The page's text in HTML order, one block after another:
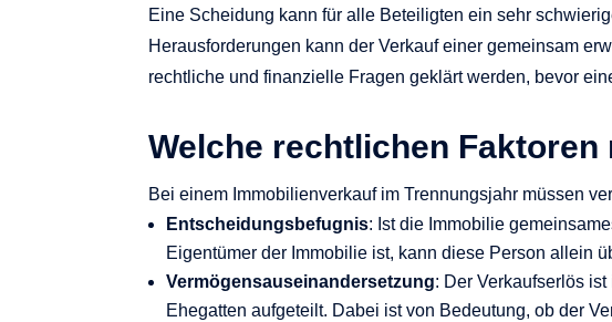
Eine Scheidung kann für alle Beteiligten ein sehr
Herausforderungen kann der Verkauf einer gemeinsam
rechtliche und finanzielle Fragen geklärt werden, bevor
Welche rechtlichen
Bei einem Immobilienverkauf im Trennungsjahr müssen
Entscheidungsbefugnis: Ist die Immobilie
Eigentümer der Immobilie ist, kann diese Person allein
Vermögensauseinandersetzung: Der Verkaufserlös
Ehegatten aufgeteilt. Dabei ist von Bedeutung, ob der